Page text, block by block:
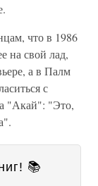
что в 1986
на свой лад,
а в Палм
с
"Акай": "Это,
📚